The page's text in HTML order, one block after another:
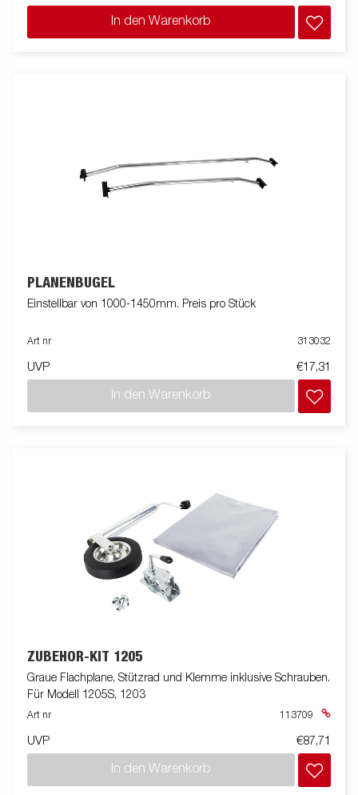
In den Warenkorb
PLANENBÜGEL
Einstellbar von 1000-1450mm. Preis pro Stück
Art nr 313032
UVP €17,31
In den Warenkorb
ZUBEHÖR-KIT 1205
Graue Flachplane, Stützrad und Klemme inklusive Schrauben.
Für Modell 1205S, 1203
Art nr 113709
UVP €87,71
In den Warenkorb